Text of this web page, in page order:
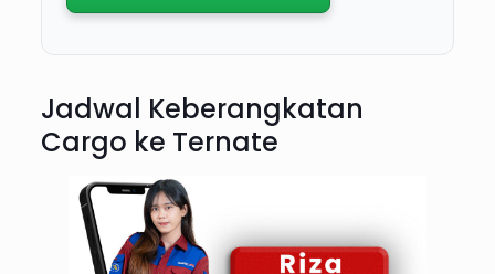
Jadwal Keberangkatan
Cargo ke Ternate